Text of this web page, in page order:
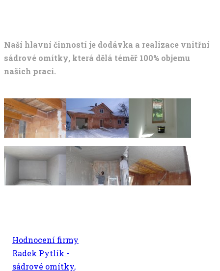
Naší hlavní činností je dodávka a realizace vnitřní
sádrové omítky, která dělá téměř 100% objemu
našich prací.
Hodnocení firmy
Radek Pytlík -
sádrové omítky,